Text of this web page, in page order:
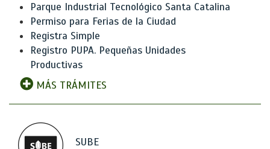
Parque Industrial Tecnológico Santa Catalina
Permiso para Ferias de la Ciudad
Registra Simple
Registro PUPA. Pequeñas Unidades
Productivas
MÁS TRÁMITES
SUBE